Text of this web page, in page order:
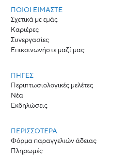
ΠΟΙΟΙ ΕΊΜΑΣΤΕ
Σχετικά με εμάς
Καριέρες
Συνεργασίες
Επικοινωνήστε μαζί μας
ΠΗΓΈΣ
Περιπτωσιολογικές μελέτες
Νέα
Εκδηλώσεις
ΠΕΡΙΣΣΟΤΕΡΑ
Φόρμα παραγγελιών άδειας
Πληρωμές